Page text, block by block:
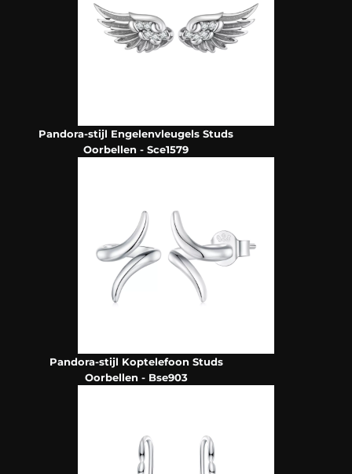
Pandora-stijl Engelenvleugels Studs
Oorbellen - Sce1579
Pandora-stijl Koptelefoon Studs
Oorbellen - Bse903